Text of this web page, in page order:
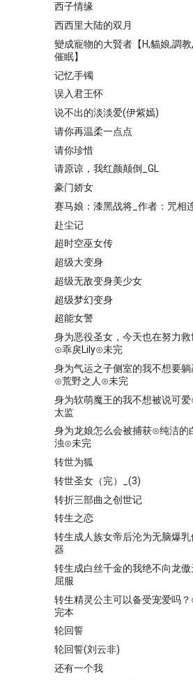
西子情缘
西西里大陆的双月
變成寵物的大賢者【H,貓娘,調教,
催眠】
记忆手镯
误入君王怀
说不出的淡淡爱(伊紫嫣)
请你再温柔一点点
请你珍惜
请原谅，我红颜颠倒_GL
豪门娇女
赛马娘：漆黑战将_作者：咒相
赴尘记
超时空巫女传
超级大变身
超级无敌变身美少女
超级梦幻变身
超能女警
身为恶役圣女，今天也在努力救
⊙乖戾Lily⊙未完
身为气运之子侧室的我不想要躺
⊙荒野之人⊙未完
身为软萌魔王的我不想被说可
太监
身为龙娘怎么会被捕获⊙纯洁的
浊⊙未完
转世为狐
转世圣女（完）_(3)
转折三部曲之创世记
转生之恋
转生成人族女帝后沦为无脑爆乳
器
转生成白丝千金的我绝不向龙傲
屈服
转生精灵公主可以备受宠爱吗
完本
轮回誓
轮回誓(刘云非)
还有一个我